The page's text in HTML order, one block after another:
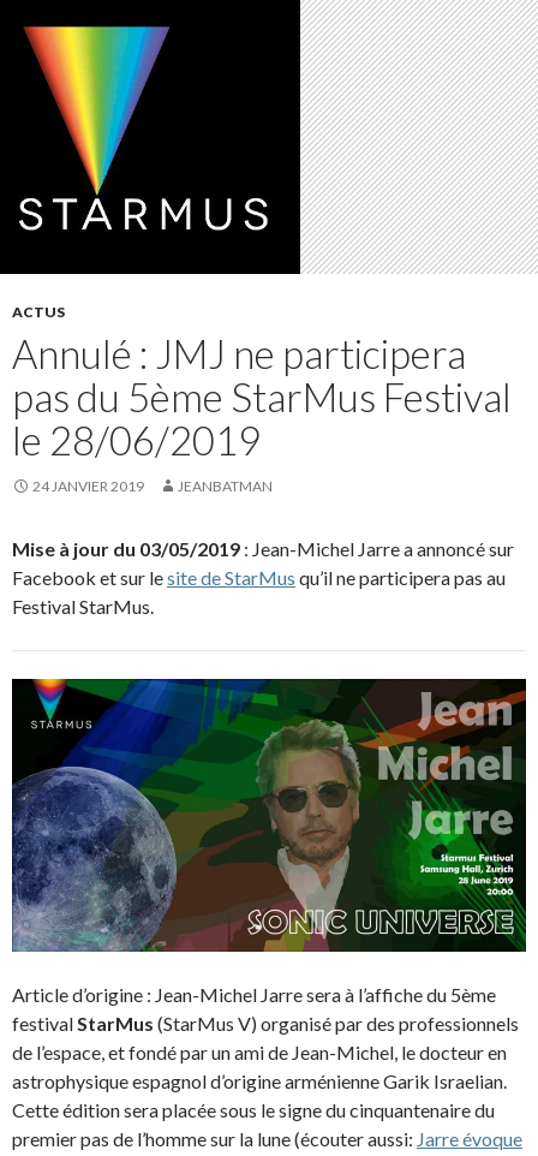
ACTUS
Annulé : JMJ ne participera
pas du 5ème StarMus Festival
le 28/06/2019
24 JANVIER 2019 JEANBATMAN
Mise à jour du 03/05/2019 : Jean-Michel Jarre a annoncé sur
Facebook et sur lesite de StarMus qu’il ne participera pas au
Festival StarMus.
Article d’origine : Jean-Michel Jarre sera à l’affiche du 5ème
festival StarMus (StarMus V) organisé par des professionnels
de l’espace, et fondé par un ami de Jean-Michel, le docteur en
astrophysique espagnol d’origine arménienne Garik Israelian.
Cette édition sera placée sous le signe du cinquantenaire du
premier pas de l’homme sur la lune (écouter aussi: Jarre évoque